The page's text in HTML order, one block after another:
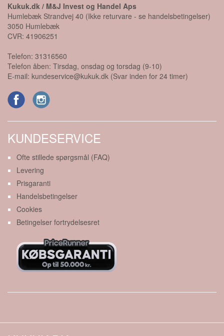
Kukuk.dk / M&J Invest og Handel Aps
Humlebæk Strandvej 40 (Ikke returvare - se handelsbetingelser)
3050 Humlebæk
CVR: 41906251
Telefon: 31316560
Telefon åben: Tirsdag, onsdag og torsdag (9-10)
E-mail: kundeservice@kukuk.dk (Svar inden for 24 timer)
KUNDESERVICE
Ofte stillede spørgsmål (FAQ)
Levering
Prisgaranti
Handelsbetingelser
Cookies
Betingelser fortrydelsesret